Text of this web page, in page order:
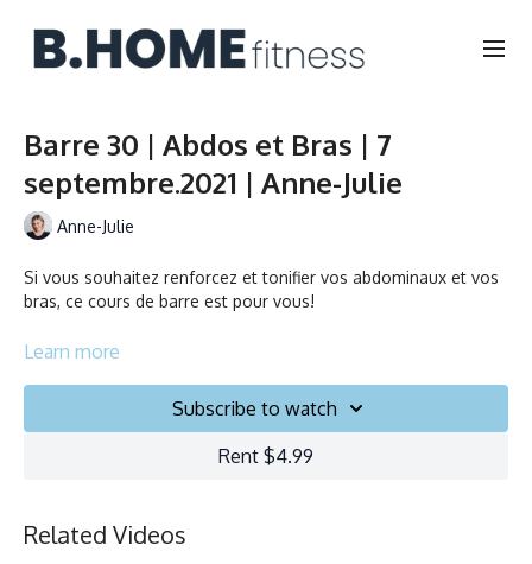
Barre 30 | Abdos et Bras | 7
septembre.2021 | Anne-Julie
Anne-Julie
Si vous souhaitez renforcez et tonifier vos abdominaux et vos
bras, ce cours de barre est pour vous!
Durée: 30 minutes
Learn more
Subscribe to watch
Rent $4.99
Related Videos